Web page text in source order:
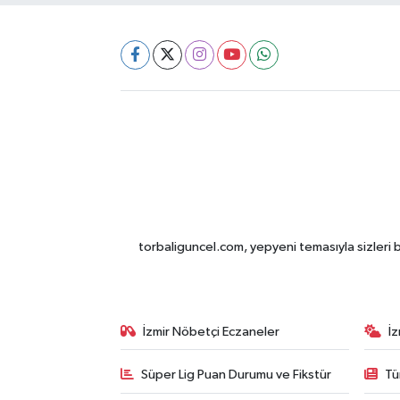
torbaliguncel.com, yepyeni temasıyla sizleri
İzmir Nöbetçi Eczaneler
Süper Lig Puan Durumu ve Fikstür